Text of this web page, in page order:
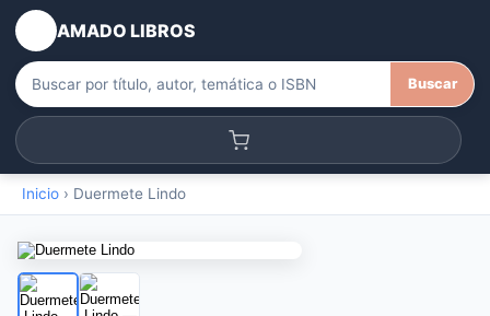
AMADO LIBROS
Buscar
Inicio › Duermete Lindo